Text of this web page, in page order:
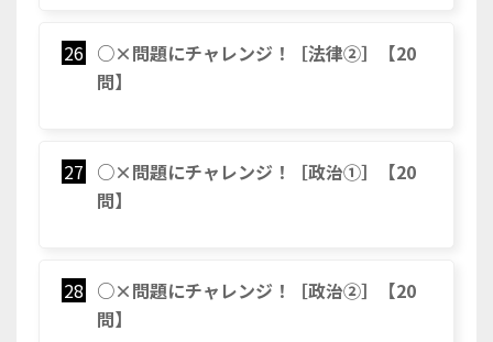
26 ○×問題にチャレンジ！［法律②］【20
問】
27 ○×問題にチャレンジ！［政治➀］【20
問】
28 ○×問題にチャレンジ！［政治②］【20
問】